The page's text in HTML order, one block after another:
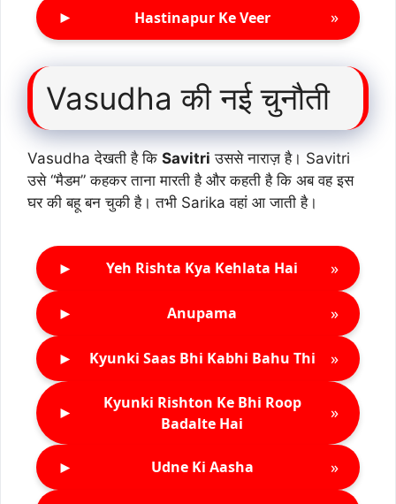
► Hastinapur Ke Veer »
Vasudha की नई चुनौती
Vasudha देखती है कि Savitri उससे नाराज़ है। Savitri
उसे “मैडम” कहकर ताना मारती है और कहती है कि अब वह इस
घर की बहू बन चुकी है। तभी Sarika वहां आ जाती है।
► Yeh Rishta Kya Kehlata Hai »
► Anupama »
► Kyunki Saas Bhi Kabhi Bahu Thi »
►
Kyunki Rishton Ke Bhi Roop
Badalte Hai
»
► Udne Ki Aasha »